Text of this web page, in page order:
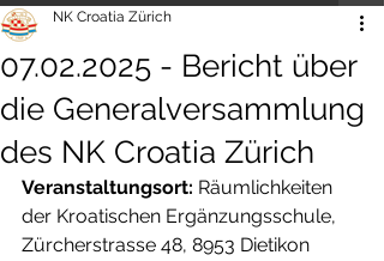
07.02.2025 - Bericht über
die Generalversammlung
des NK Croatia Zürich
NK Croatia Zürich
Veranstaltungsort: Räumlichkeiten
der Kroatischen Ergänzungsschule,
Zürcherstrasse 48, 8953 Dietikon